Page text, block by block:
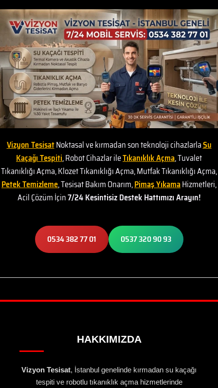
Vizyon TesisatNoktasal ve kırmadan son teknoloji cihazlarlaSu
Kaçağı Tespiti, Robot Cihazlar ileTıkanıklık Açma, Tuvalet
Tıkanıklığı Açma, Klozet Tıkanıklığı Açma, Mutfak Tıkanıklığı Açma,
Petek Temizleme, Tesisat Bakım Onarım,Pimaş YıkamaHizmetleri,
Acil Çözüm İçin7/24 Kesintisiz Destek Hattımızı Arayın!
0534 382 77 01 0537 320 90 93
HAKKIMIZDA
Vizyon Tesisat, İstanbul genelinde kırmadan su kaçağı
tespiti ve robotlu tıkanıklık açma hizmetlerinde